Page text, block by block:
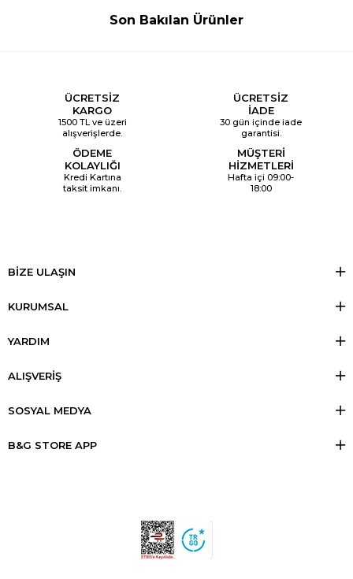
Son Bakılan Ürünler
ÜCRETSİZ
KARGO
1500 TL ve üzeri
alışverişlerde.
ÜCRETSİZ
İADE
30 gün içinde iade
garantisi.
ÖDEME
KOLAYLIĞI
Kredi Kartına
taksit imkanı.
MÜŞTERİ
HİZMETLERİ
Hafta içi 09:00-
18:00
BİZE ULAŞIN
KURUMSAL
YARDIM
ALIŞVERİŞ
SOSYAL MEDYA
B&G STORE APP